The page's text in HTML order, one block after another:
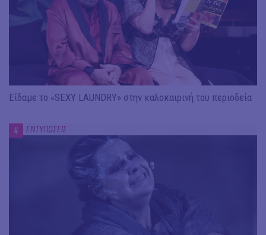
Είδαμε το «SEXY LAUNDRY» στην καλοκαιρινή του περιοδεία
# ΕΝΤΥΠΩΣΕΙΣ